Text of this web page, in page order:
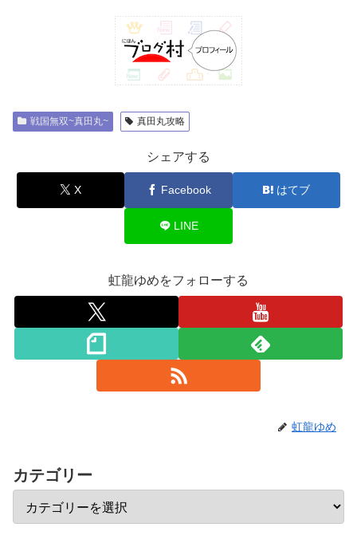
戦国無双~真田丸~ 真田丸攻略
シェアする
X Facebook はてブ
LINE
虹龍ゆめをフォローする
虹龍ゆめ
カテゴリー